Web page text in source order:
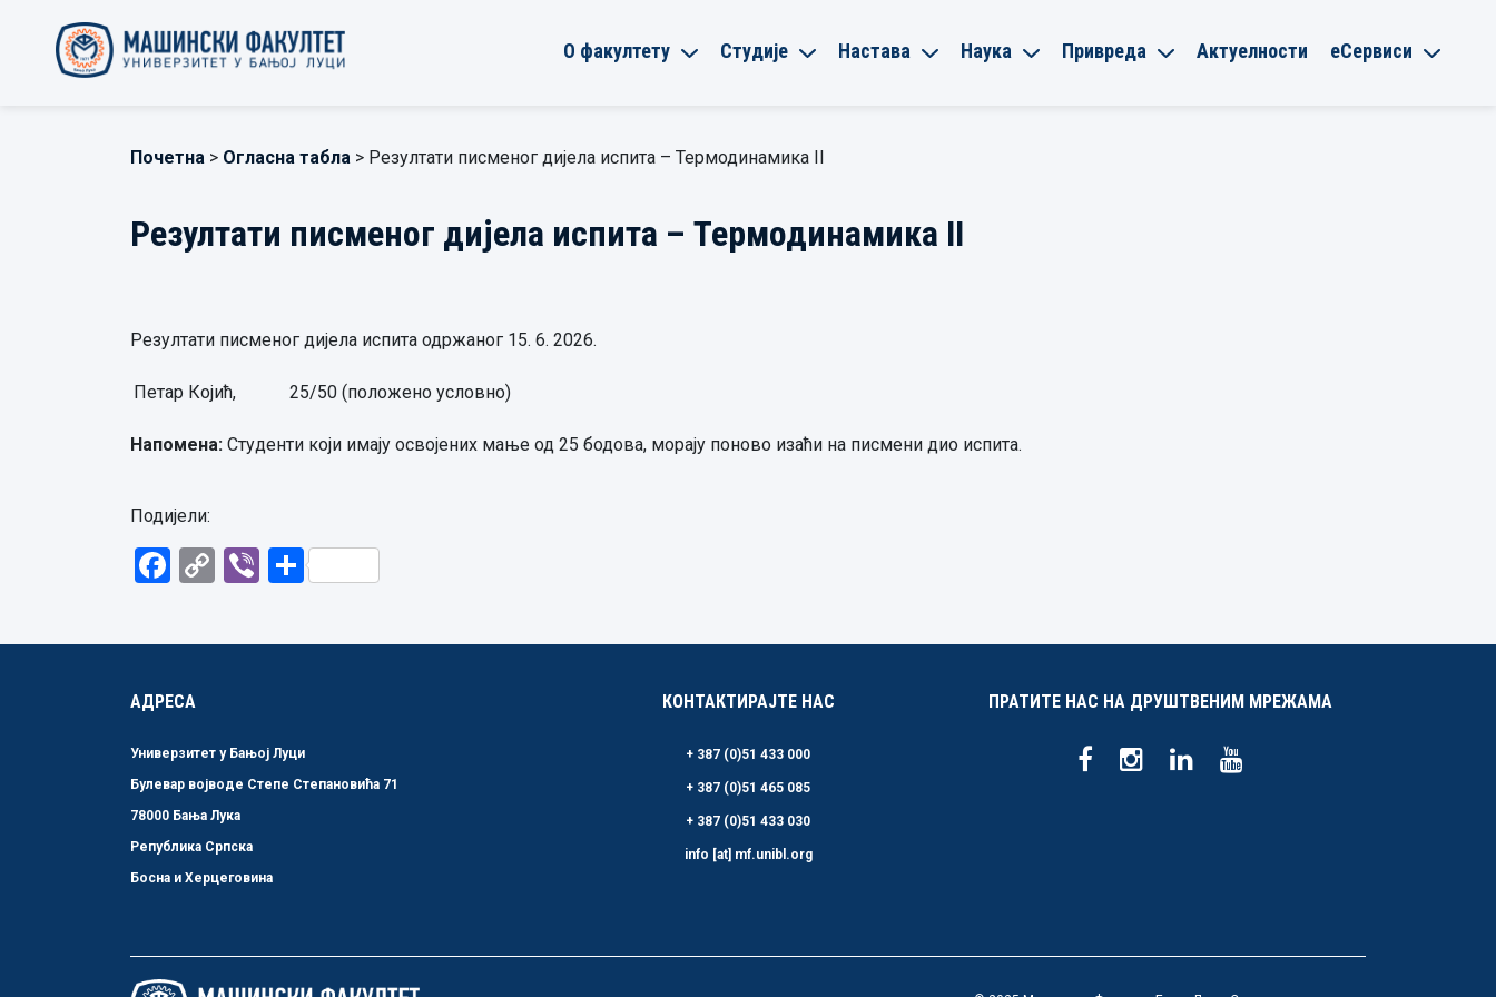
О факултету Студије Настава Наука Привреда Актуелности еСервиси
Почетна > Огласна табла > Резултати писменог дијела испита – Термодинамика II
Резултати писменог дијела испита – Термодинамика II
Резултати писменог дијела испита одржаног 15. 6. 2026.
Петар Којић, 25/50 (положено условно)
Напомена: Студенти који имају освојених мање од 25 бодова, морају поново изаћи на писмени дио испита.
Подијели:
Facebook
CopyViberShare
АДРЕСА
Универзитет у Бањој Луци
Булевар војводе Степе Степановића 71
78000 Бања Лука
Република Српска
Босна и Херцеговина
КОНТАКТИРАЈТЕ НАС
+ 387 (0)51 433 000
+ 387 (0)51 465 085
+ 387 (0)51 433 030
info [at] mf.unibl.org
ПРАТИТЕ НАС НА ДРУШТВЕНИМ МРЕЖАМА